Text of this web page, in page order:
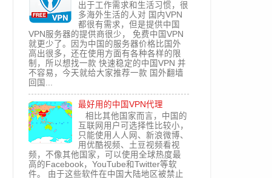
出于工作需求和生活习惯，很
多海外生活的人对 国内VPN
都很有需求，但是提供中国
VPN服务器的提供商很少， 免费中国VPN
就更少了。因为中国的服务器价格比国外
高出很多，还在使用方面有各种各样的限
制，所以想找一款 快速稳定的中国VPN 并
不容易，今天就给大家推荐一款 国外翻墙
回国...
最好用的中国VPN代理
相比其他国家而言，中国的
互联网用户可选择性比较小，
只能使用人人网、新浪微博、
用优酷视频、土豆视频看视
频，不像其他国家，可以使用全球热度最
高的Facebook，YouTube和Twitter等软
件。 由于这些软件在中国大陆地区被禁止